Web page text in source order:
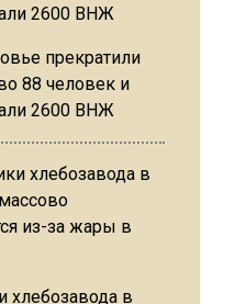
прекратили
88 человек и
2600 ВНЖ
хлебозавода в